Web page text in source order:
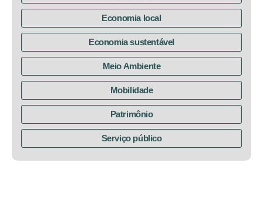
Economia local
Economia sustentável
Meio Ambiente
Mobilidade
Patrimônio
Serviço público